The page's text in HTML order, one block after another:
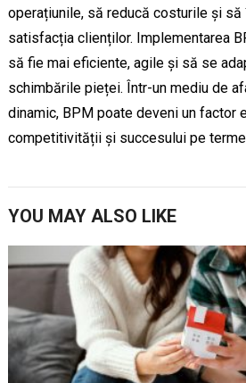
operațiunile, să reducă costurile și
satisfacția clienților. Implementarea
să fie mai eficiente, agile și să se
schimbările pieței. Într-un mediu de
dinamic, BPM poate deveni un factor
competitivității și succesului pe
YOU MAY ALSO LIKE